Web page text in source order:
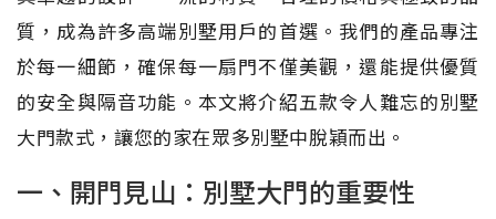
質，成為許多高端別墅用戶的首選。我們的產品專注
於每一細節，確保每一扇門不僅美觀，還能提供優質
的安全與隔音功能。本文將介紹五款令人難忘的別墅
大門款式，讓您的家在眾多別墅中脫穎而出。
一、開門見山：別墅大門的重要性